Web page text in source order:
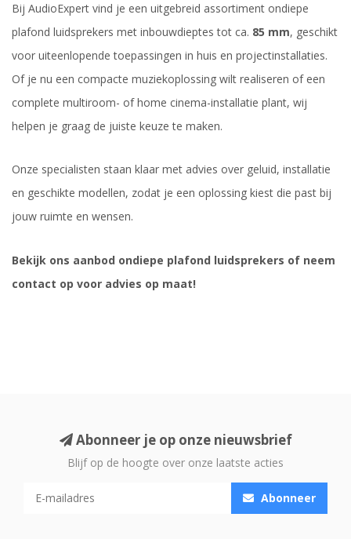
Bij AudioExpert vind je een uitgebreid assortiment ondiepe
plafond luidsprekers met inbouwdieptes tot ca. 85 mm, geschikt
voor uiteenlopende toepassingen in huis en projectinstallaties.
Of je nu een compacte muziekoplossing wilt realiseren of een
complete multiroom- of home cinema-installatie plant, wij
helpen je graag de juiste keuze te maken.
Onze specialisten staan klaar met advies over geluid, installatie
en geschikte modellen, zodat je een oplossing kiest die past bij
jouw ruimte en wensen.
Bekijk ons aanbod ondiepe plafond luidsprekers of neem
contact op voor advies op maat!
Abonneer je op onze nieuwsbrief
Blijf op de hoogte over onze laatste acties
Abonneer